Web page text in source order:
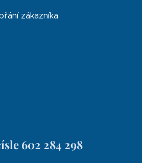
zákazníka
602 284 298